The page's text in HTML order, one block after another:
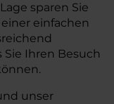
sparen Sie
einfachen
Ihren Besuch
unser